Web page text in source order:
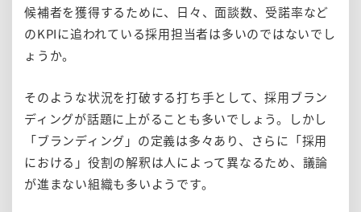
候補者を獲得するために、日々、面談数、受諾率など
のKPIに追われている採用担当者は多いのではないでし
ょうか。
そのような状況を打破する打ち手として、採用ブラン
ディングが話題に上がることも多いでしょう。しかし
「ブランディング」の定義は多々あり、さらに「採用
における」役割の解釈は人によって異なるため、議論
が進まない組織も多いようです。